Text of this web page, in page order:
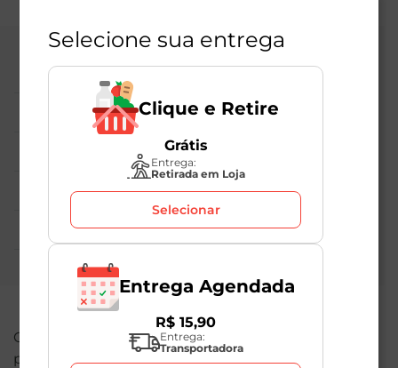
Central de Atendimento
Institucional
Políticas Mambo
Atedimento ao Consumidor
Nossas Redes
O valor total de sua compra poderá ser alterado
por conta dos produtos de peso variável. Em caso
Selecione sua entrega
Clique e Retire
Grátis
Entrega:
Retirada em Loja
Selecionar
Entrega Agendada
R$ 15,90
Entrega:
Transportadora